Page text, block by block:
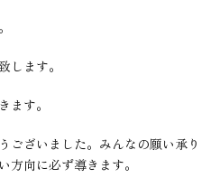
します。
ます。
ございました。みんなの願い承り
方向に必ず導きます。